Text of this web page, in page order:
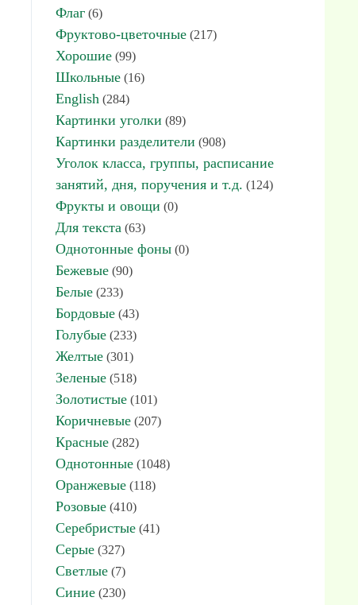
Флаг (6)
Фруктово-цветочные (217)
Хорошие (99)
Школьные (16)
English (284)
Картинки уголки (89)
Картинки разделители (908)
Уголок класса, группы, расписание
занятий, дня, поручения и т.д. (124)
Фрукты и овощи (0)
Для текста (63)
Однотонные фоны (0)
Бежевые (90)
Белые (233)
Бордовые (43)
Голубые (233)
Желтые (301)
Зеленые (518)
Золотистые (101)
Коричневые (207)
Красные (282)
Однотонные (1048)
Оранжевые (118)
Розовые (410)
Серебристые (41)
Серые (327)
Светлые (7)
Синие (230)